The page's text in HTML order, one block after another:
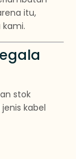
itu,
stok
kabel